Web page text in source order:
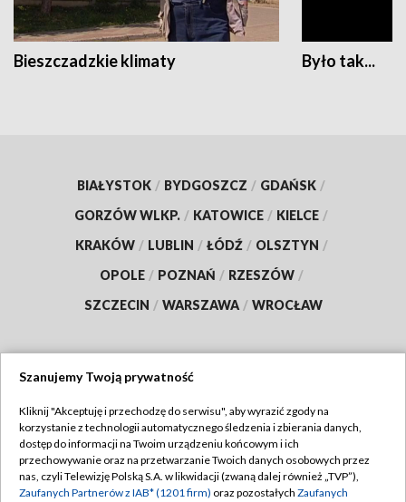
Bieszczadzkie klimaty Było tak...
BIAŁYSTOK / BYDGOSZCZ / GDAŃSK /
GORZÓW WLKP. / KATOWICE / KIELCE /
KRAKÓW / LUBLIN / ŁÓDŹ / OLSZTYN /
OPOLE / POZNAŃ / RZESZÓW /
SZCZECIN / WARSZAWA / WROCŁAW
TVP
Abonament TVP
Emisja w TVP
Regulamin TVP
Polityka prywatności
Szanujemy Twoją prywatność
Kliknij "Akceptuję i przechodzę do serwisu", aby wyrazić zgody na
korzystanie z technologii automatycznego śledzenia i zbierania danych,
dostęp do informacji na Twoim urządzeniu końcowym i ich
przechowywanie oraz na przetwarzanie Twoich danych osobowych przez
nas, czyli Telewizję Polską S.A. w likwidacji (zwaną dalej również „TVP”),
Zaufanych Partnerów z IAB* (1201 firm) oraz pozostałych Zaufanych